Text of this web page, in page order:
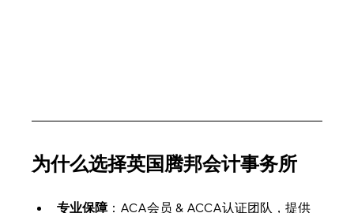
为什么选择英国腾邦会计事务所
专业保障：ACA会员 & ACCA认证团队，提供